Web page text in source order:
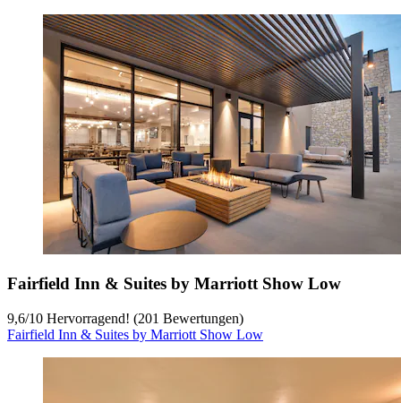
Fairfield Inn & Suites by Marriott Show Low
9,6/10 Hervorragend! (201 Bewertungen)
Fairfield Inn & Suites by Marriott Show Low